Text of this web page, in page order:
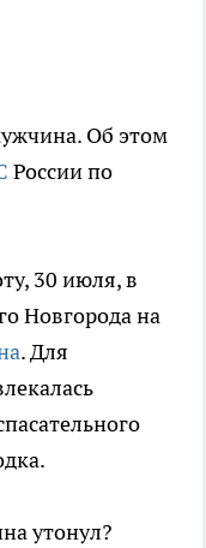
Об этом
России по
30 июля, в
Новгорода на
. Для
утонул?